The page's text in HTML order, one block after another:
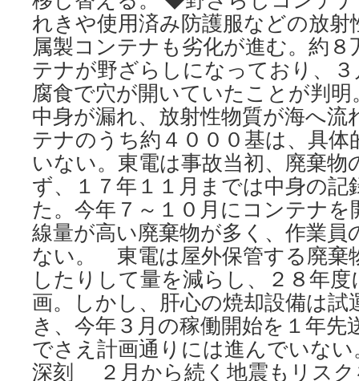
れきや使用済み防護服などの放
属製コンテナも劣化が進む。約
テナが野ざらしになっており、
腐食で穴が開いていたことが判
中身が漏れ、放射性物質が海へ
テナのうち約４０００基は、具
いない。東電は事故当初、廃棄物
ず、１７年１１月までは中身の記
た。今年７～１０月にコンテナ
線量が高い廃棄物が多く、作業
ない。 東電は屋外保管する廃棄
したりして量を減らし、２８年
画。しかし、肝心の焼却設備は試
き、今年３月の稼働開始を１年
でさえ計画通りには進んでいな
深刻 ２月から続く地震もリスク